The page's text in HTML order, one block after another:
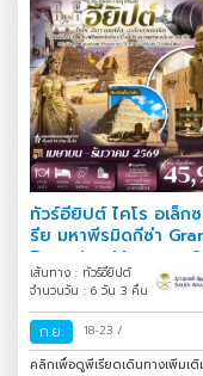
ทัวร์อียิปต์ ไคโร อเล็กซ
รีย มหาพีรมิดกีซ่า
Egyptian Museum 6
3 คืน
เส้นทาง : ทัวร์อียิปต์
จำนวนวัน : 6 วัน 3 คืน
ก.ย. 18-23 /
คลิกเพื่อดูพีเรียดเดินทางเพิ่มเติ